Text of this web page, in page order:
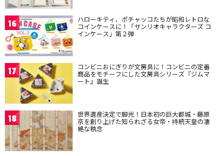
16 ハローキティ、ポチャッコたちが昭和レトロな
コインケースに！「サンリオキャラクターズ コ
インケース」第２弾
17 コンビニおにぎりが文房具に！コンビニの定番
商品をモチーフにした文房具シリーズ『ジムマ
ート』誕生
18 世界遺産決定で脚光！日本初の巨大都城・藤原
京を創り上げた知られざる女帝・持統天皇の凄
絶な執念